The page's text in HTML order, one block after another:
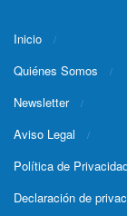
Inicio
Quiénes Somos
Newsletter
Aviso Legal
Política de
Declaración de